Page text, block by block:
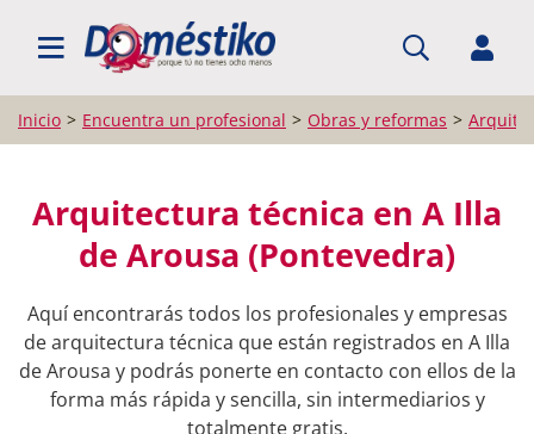
BUSCAR PROFESIONALES
Inicio Encuentra un profesional Obras y reformas
Arquitectura técnica en A Illa
de Arousa (Pontevedra)
Aquí encontrarás todos los profesionales y empresas
de arquitectura técnica que están registrados en A Illa
de Arousa y podrás ponerte en contacto con ellos de la
forma más rápida y sencilla, sin intermediarios y
totalmente gratis.